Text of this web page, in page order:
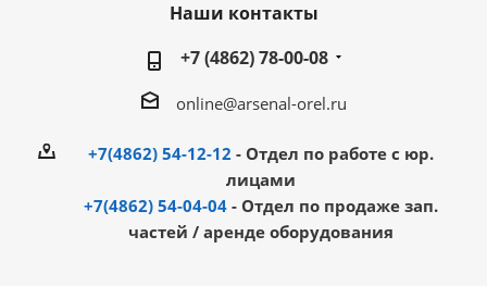
Наши контакты
+7 (4862) 78-00-08
online@arsenal-orel.ru
+7(4862) 54-12-12 - Отдел по работе с юр.
лицами
+7(4862) 54-04-04 - Отдел по продаже зап.
частей / аренде оборудования